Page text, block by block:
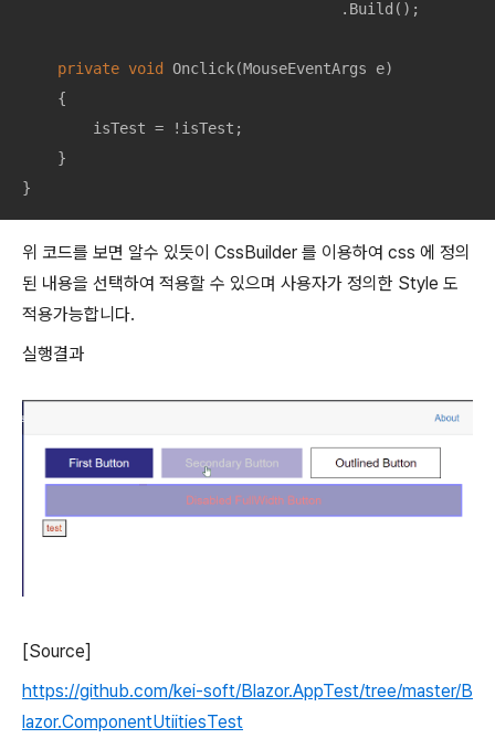
                                    .Build();
private void Onclick(MouseEventArgs e)
    {
        isTest = !isTest;
    }
}
위 코드를 보면 알수 있듯이 CssBuilder 를 이용하여 css 에 정의
된 내용을 선택하여 적용할 수 있으며 사용자가 정의한 Style 도
적용가능합니다.
실행결과
[Source]
https://github.com/kei-soft/Blazor.AppTest/tree/master/B
lazor.ComponentUtiitiesTest